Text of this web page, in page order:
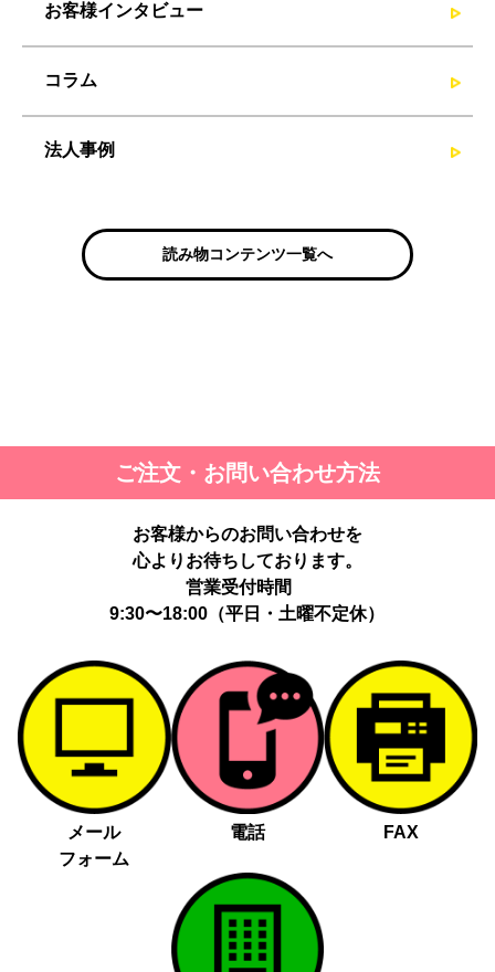
お客様インタビュー
コラム
法人事例
読み物コンテンツ一覧へ
ご注文・お問い合わせ方法
お客様からのお問い合わせを
心よりお待ちしております。
営業受付時間
9:30〜18:00（平日・土曜不定休）
メール
フォーム
電話 FAX